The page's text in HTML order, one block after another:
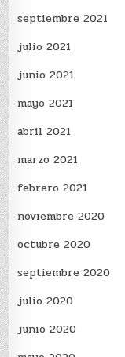
septiembre 2021
julio 2021
junio 2021
mayo 2021
abril 2021
marzo 2021
febrero 2021
noviembre 2020
octubre 2020
septiembre 2020
julio 2020
junio 2020